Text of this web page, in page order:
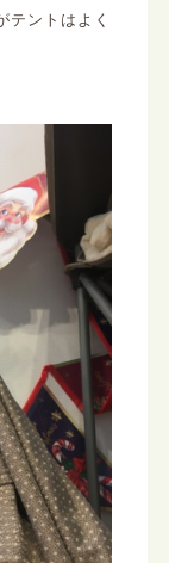
ントはよく